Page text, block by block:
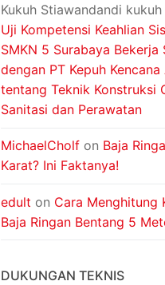
Kukuh Stiawandandi
Uji Kompetensi Keahlian
SMKN 5 Surabaya Bekerja
dengan PT Kepuh Kencana
tentang Teknik Konstruksi
Sanitasi dan Perawatan
MichaelCholf on Baja
Karat? Ini Faktanya!
edult on Cara Menghitung
Baja Ringan Bentang 5
DUKUNGAN TEKNIS